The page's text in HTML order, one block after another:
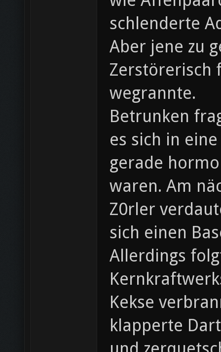
schlenderte
Aber jene zu
Zerstörerisch
wegrannte.
Betrunken
es sich in
gerade
waren. Am
Z0rler
sich einen
Allerdings
Kekse
klapperte